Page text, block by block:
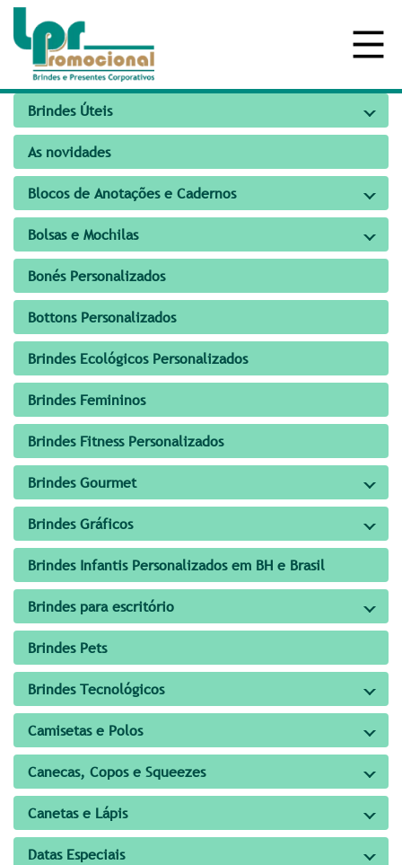
Brindes Úteis
As novidades
Blocos de Anotações e Cadernos
Bolsas e Mochilas
Bonés Personalizados
Bottons Personalizados
Brindes Ecológicos Personalizados
Brindes Femininos
Brindes Fitness Personalizados
Brindes Gourmet
Brindes Gráficos
Brindes Infantis Personalizados em BH e Brasil
Brindes para escritório
Brindes Pets
Brindes Tecnológicos
Camisetas e Polos
Canecas, Copos e Squeezes
Canetas e Lápis
Datas Especiais